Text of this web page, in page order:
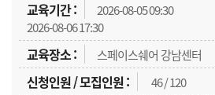
2026-08-05 09:30
2026-08-06 17:30
스페이스쉐어 강남센터
46 / 120